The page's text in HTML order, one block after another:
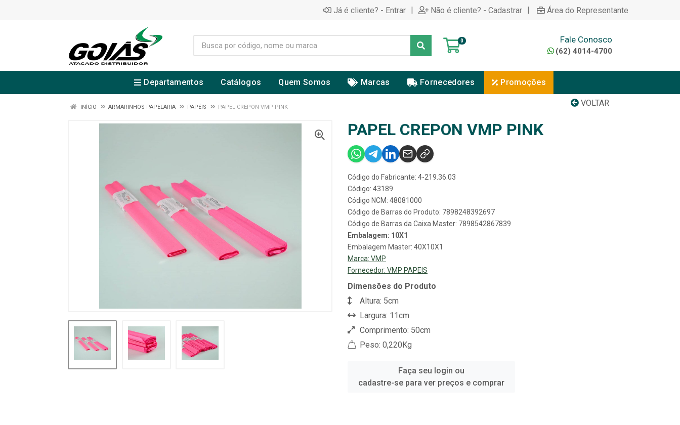
Já é cliente? - Entrar | Não é cliente? - Cadastrar | Área do Representante
0 Fale Conosco
(62) 4014-4700
Departamentos Catálogos Quem Somos Marcas Fornecedores Promoções
VOLTAR
INÍCIO ARMARINHOS PAPELARIA PAPÉIS PAPEL CREPON VMP PINK
PAPEL CREPON VMP PINK
Código do Fabricante: 4-219.36.03
Código: 43189
Código NCM: 48081000
Código de Barras do Produto: 7898248392697
Código de Barras da Caixa Master: 7898542867839
Embalagem: 10X1
Embalagem Master: 40X10X1
Marca: VMP
Fornecedor: VMP PAPEIS
Dimensões do Produto
Altura: 5cm
Largura: 11cm
Comprimento: 50cm
Peso: 0,220Kg
Faça seu login ou
cadastre-se para ver preços e comprar